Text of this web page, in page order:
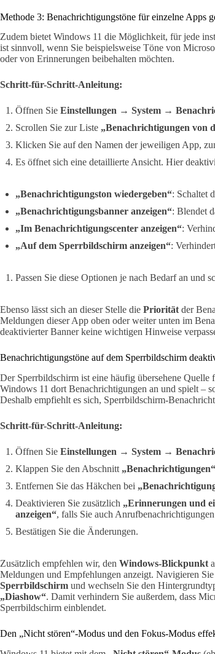
Methode 3: Benachrichtigungstöne für einzelne Apps
Zudem bietet Windows 11 die Möglichkeit, für jede
ist sinnvoll, wenn Sie beispielsweise Töne von
oder von Erinnerungen beibehalten möchten.
Schritt-für-Schritt-Anleitung:
Öffnen Sie Einstellungen → System →
Scrollen Sie zur Liste „Benachrichtigungen von
Klicken Sie auf den Namen der jeweiligen App,
Es öffnet sich eine detaillierte Ansicht. Hier
„Benachrichtigungston wiedergeben“: Schaltet
„Benachrichtigungsbanner anzeigen“: Blendet
„Im Benachrichtigungscenter anzeigen“:
„Auf dem Sperrbildschirm anzeigen“:
Passen Sie diese Optionen je nach Bedarf an und
Ebenso lässt sich an dieser Stelle die Priorität der
Meldungen dieser App oben oder weiter unten im
deaktivierter Banner keine wichtigen Hinweise
Benachrichtigungstöne auf dem Sperrbildschirm
Der Sperrbildschirm ist eine häufig übersehene
Windows 11 dort Benachrichtigungen an und spielt –
Deshalb empfiehlt es sich, Sperrbildschirm-
Schritt-für-Schritt-Anleitung:
Öffnen Sie Einstellungen → System →
Klappen Sie den Abschnitt „Benachrichtigungen“
Entfernen Sie das Häkchen bei
Deaktivieren Sie zusätzlich „Erinnerungen und
anzeigen“, falls Sie auch
Bestätigen Sie die Änderungen.
Zusätzlich empfehlen wir, den Windows-Blickpunkt
Meldungen und Empfehlungen anzeigt. Navigieren Sie
Sperrbildschirm und wechseln Sie den
„Diashow“. Damit verhindern Sie außerdem, dass
Sperrbildschirm einblendet.
Den „Nicht stören“-Modus und den Fokus-Modus